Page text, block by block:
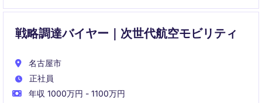
戦略調達バイヤー｜次世代航空モビリティ
名古屋市
正社員
年収 1000万円 - 1100万円